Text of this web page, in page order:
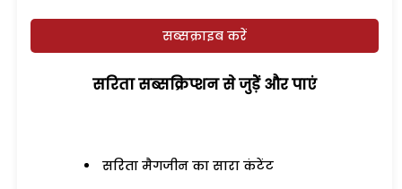
सब्सक्राइब करें
सरिता सब्सक्रिप्शन से जुड़ेें और पाएं
सरिता मैगजीन का सारा कंटेंट